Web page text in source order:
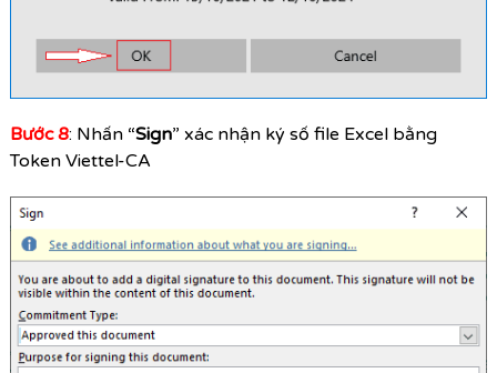
Bước 8: Nhấn “Sign” xác nhận ký số file Excel bằng
Token Viettel-CA